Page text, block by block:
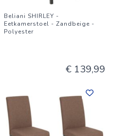
Beliani SHIRLEY -
Eetkamerstoel - Zandbeige -
Polyester
€ 139,99